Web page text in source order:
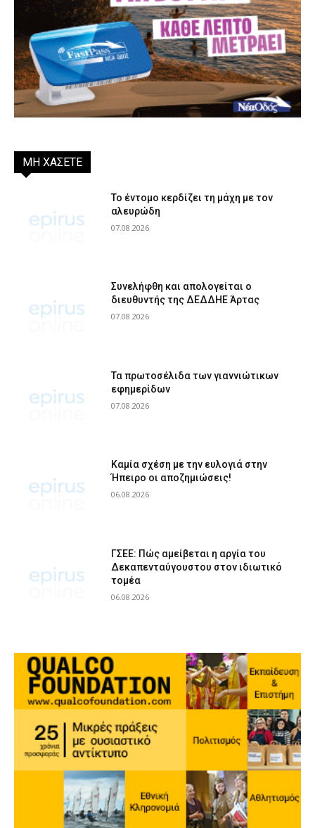
ΜΗ ΧΑΣΕΤΕ
Το έντομο κερδίζει τη μάχη με τον
αλευρώδη
07.08.2026
Συνελήφθη και απολογείται ο
διευθυντής της ΔΕΔΔΗΕ Άρτας
07.08.2026
Τα πρωτοσέλιδα των γιαννιώτικων
εφημερίδων
07.08.2026
Καμία σχέση με την ευλογιά στην
Ήπειρο οι αποζημιώσεις!
06.08.2026
ΓΣΕΕ: Πώς αμείβεται η αργία του
Δεκαπενταύγουστου στον ιδιωτικό
τομέα
06.08.2026